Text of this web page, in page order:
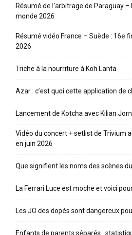
Résumé de l’arbitrage de Paraguay
monde 2026
Résumé vidéo France – Suède : 16e
2026
Triche à la nourriture à Koh Lanta
Azar : c’est quoi cette application de
Lancement de Kotcha avec Kilian
Vidéo du concert + setlist de Trivium
en juin 2026
Que signifient les noms des scènes
La Ferrari Luce est moche et voici
Les JO des dopés sont dangereux
Enfants de parents séparés :